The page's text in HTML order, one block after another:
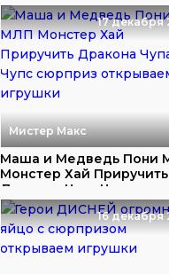
17 декабря
Мистер Макс
Маша и Медведь Пони
Монстер Хай Приручить
Дракона Чупа Ч...
16 декабря